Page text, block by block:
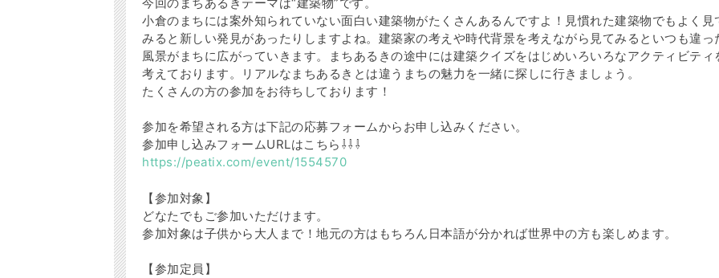
小倉のまちには案外知られていない面白い建築物がたくさんあるんですよ！見慣れた建築物でもよく見
みると新しい発見があったりしますよね。建築家の考えや時代背景を考えながら見てみるといつも違っ
風景がまちに広がっていきます。まちあるきの途中には建築クイズをはじめいろいろなアクティビティ
考えております。リアルなまちあるきとは違うまちの魅力を一緒に探しに行きましょう。
たくさんの方の参加をお待ちしております！
参加を希望される方は下記の応募フォームからお申し込みください。
参加申し込みフォームURLはこちら⇩⇩⇩
https://peatix.com/event/1554570
【参加対象】
どなたでもご参加いただけます。
参加対象は子供から大人まで！地元の方はもちろん日本語が分かれば世界中の方も楽しめます。
【参加定員】